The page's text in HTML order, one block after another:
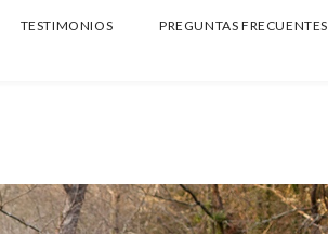
TESTIMONIOS
PREGUNTAS FRECUENTES